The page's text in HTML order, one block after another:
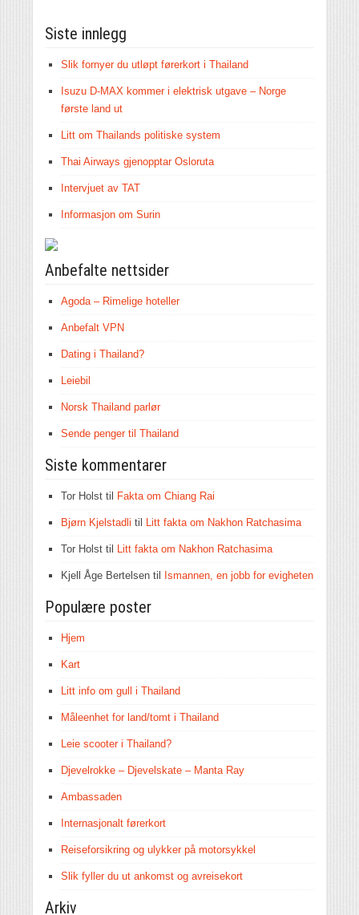
Siste innlegg
Slik fornyer du utløpt førerkort i Thailand
Isuzu D-MAX kommer i elektrisk utgave – Norge
første land ut
Litt om Thailands politiske system
Thai Airways gjenopptar Osloruta
Intervjuet av TAT
Informasjon om Surin
Anbefalte nettsider
Agoda – Rimelige hoteller
Anbefalt VPN
Dating i Thailand?
Leiebil
Norsk Thailand parlør
Sende penger til Thailand
Siste kommentarer
Tor Holst til Fakta om Chiang Rai
Bjørn Kjelstadli til Litt fakta om Nakhon Ratchasima
Tor Holst til Litt fakta om Nakhon Ratchasima
Kjell Åge Bertelsen til Ismannen, en jobb for evigheten
Populære poster
Hjem
Kart
Litt info om gull i Thailand
Måleenhet for land/tomt i Thailand
Leie scooter i Thailand?
Djevelrokke – Djevelskate – Manta Ray
Ambassaden
Internasjonalt førerkort
Reiseforsikring og ulykker på motorsykkel
Slik fyller du ut ankomst og avreisekort
Arkiv